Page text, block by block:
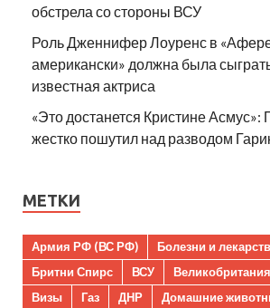
обстрела со стороны ВСУ
Роль Дженнифер Лоуренс в
американски» должна была
известная актриса
«Это достанется Кристине Асмус»:
жестко пошутил над разводом
МЕТКИ
Армия РФ (ВС РФ)
Болезни и
Бритни Спирс
ВСУ Великобритания
Визы
Газ ДНР Домашние